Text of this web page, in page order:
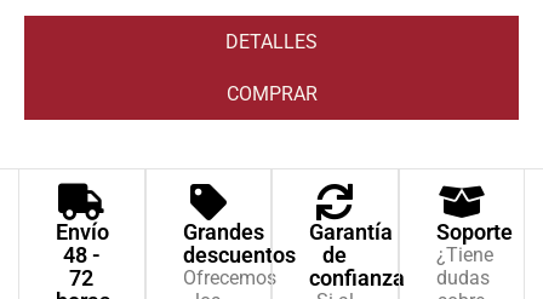
DETALLES
COMPRAR
Envío
48 -
72
Grandes
descuentos
Ofrecemos
Garantía
de
confianza
Soporte
¿Tiene
dudas